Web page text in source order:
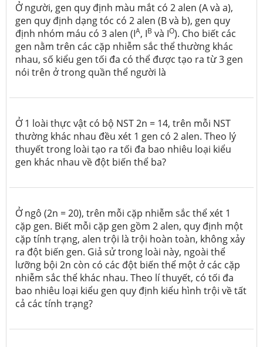
Ở người, gen quy định màu mắt có 2 alen (A và a),
gen quy định dạng tóc có 2 alen (B và b), gen quy
định nhóm máu có 3 alen (IA, IB và IO). Cho biết các
gen nằm trên các cặp nhiễm sắc thể thường khác
nhau, số kiểu gen tối đa có thể được tạo ra từ 3 gen
nói trên ở trong quần thể người là
Ở 1 loài thực vật có bộ NST 2n = 14, trên mỗi NST
thường khác nhau đều xét 1 gen có 2 alen. Theo lý
thuyết trong loài tạo ra tối đa bao nhiêu loại kiểu
gen khác nhau về đột biến thể ba?
Ở ngô (2n = 20), trên mỗi cặp nhiễm sắc thể xét 1
cặp gen. Biết mỗi cặp gen gồm 2 alen, quy định một
cặp tính trạng, alen trội là trội hoàn toàn, không xảy
ra đột biến gen. Giả sử trong loài này, ngoài thể
lưỡng bội 2n còn có các đột biến thể một ở các cặp
nhiễm sắc thể khác nhau. Theo lí thuyết, có tối đa
bao nhiêu loại kiểu gen quy định kiểu hình trội về tất
cả các tính trạng?